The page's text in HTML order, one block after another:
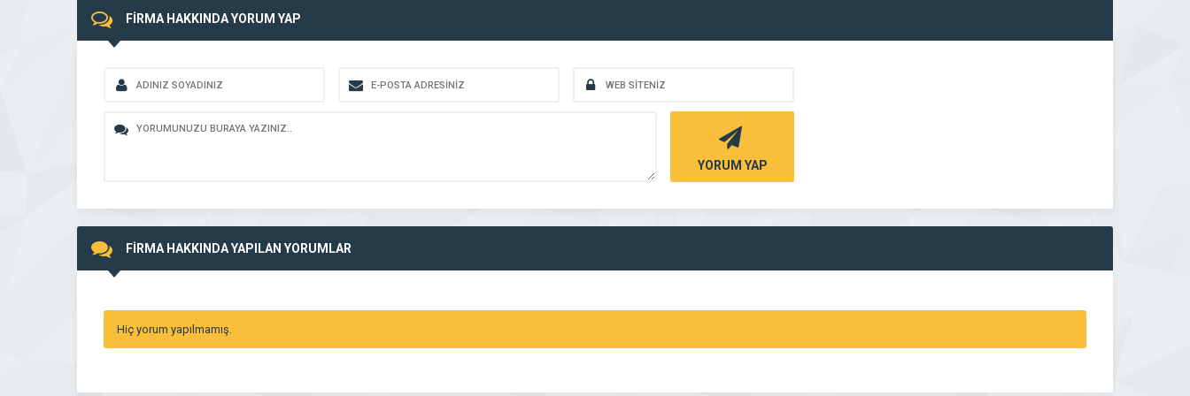
FİRMA HAKKINDA YORUM YAP
YORUM YAP
FİRMA HAKKINDA YAPILAN YORUMLAR
Hiç yorum yapılmamış.